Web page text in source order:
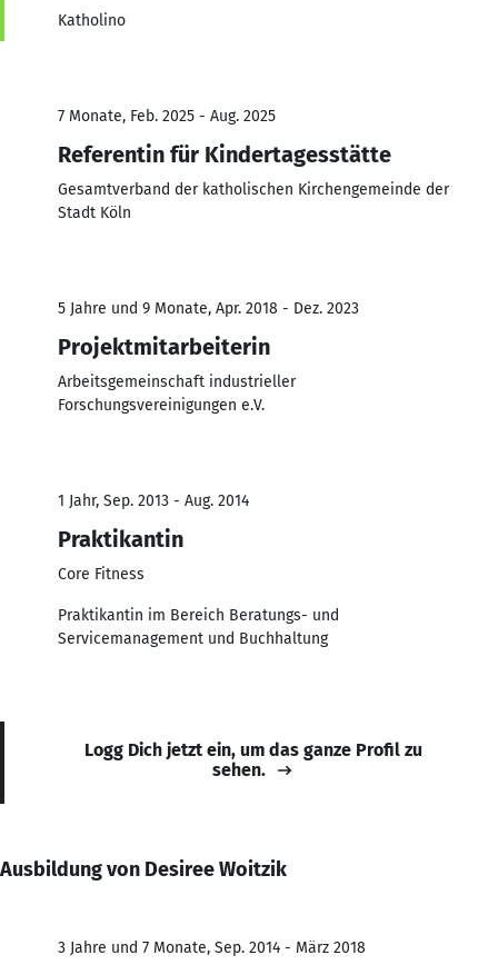
Katholino
7 Monate, Feb. 2025 - Aug. 2025
Referentin für Kindertagesstätte
Gesamtverband der katholischen Kirchengemeinde der
Stadt Köln
5 Jahre und 9 Monate, Apr. 2018 - Dez. 2023
Projektmitarbeiterin
Arbeitsgemeinschaft industrieller
Forschungsvereinigungen e.V.
1 Jahr, Sep. 2013 - Aug. 2014
Praktikantin
Core Fitness
Praktikantin im Bereich Beratungs- und
Servicemanagement und Buchhaltung
Logg Dich jetzt ein, um das ganze Profil zu
sehen.
Ausbildung von Desiree Woitzik
3 Jahre und 7 Monate, Sep. 2014 - März 2018